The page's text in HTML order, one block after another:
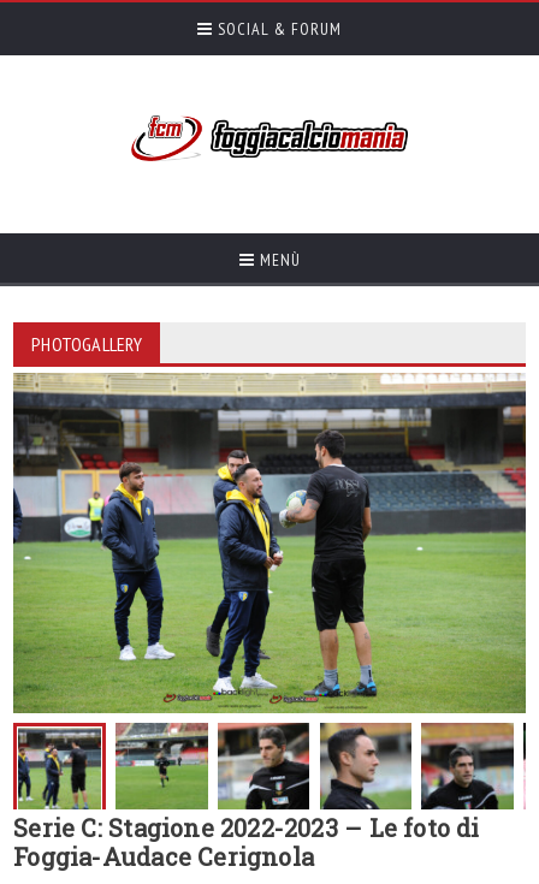
SOCIAL & FORUM
MENÙ
PHOTOGALLERY
Serie C: Stagione 2022-2023 – Le foto di
Foggia-Audace Cerignola